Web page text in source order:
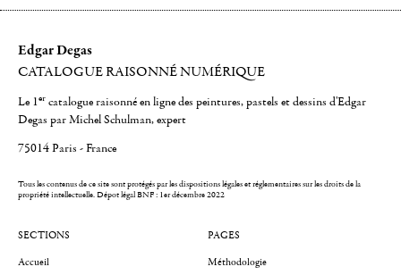
Edgar Degas
CATALOGUE RAISONNÉ NUMÉRIQUE
Le 1er catalogue raisonné en ligne des peintures, pastels et dessins d'Edgar
Degas par Michel Schulman, expert
75014 Paris - France
Tous les contenus de ce site sont protégés par les dispositions légales et réglementaires sur les droits de la
propriété intellectuelle.Dépot légal BNF : 1er décembre 2022
SECTIONS
Accueil
PAGES
Méthodologie